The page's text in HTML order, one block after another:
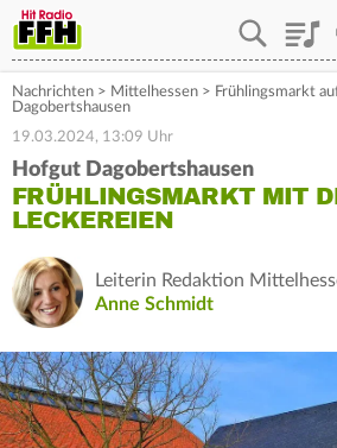
Nachrichten > Mittelhessen > Frühlingsmarkt
Dagobertshausen
19.03.2024, 13:09 Uhr
Hofgut Dagobertshausen
FRÜHLINGSMARKT MIT
LECKEREIEN
Leiterin Redaktion
Anne Schmidt